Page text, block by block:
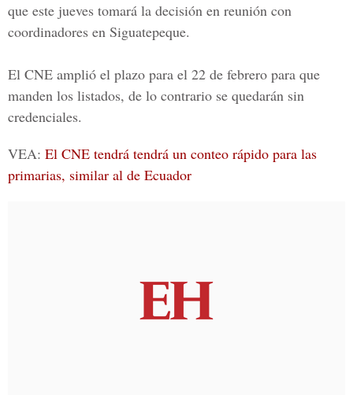
que este jueves tomará la decisión en reunión con
coordinadores en Siguatepeque.
El CNE amplió el plazo para el 22 de febrero para que
manden los listados, de lo contrario se quedarán sin
credenciales.
VEA: El CNE tendrá tendrá un conteo rápido para las
primarias, similar al de Ecuador